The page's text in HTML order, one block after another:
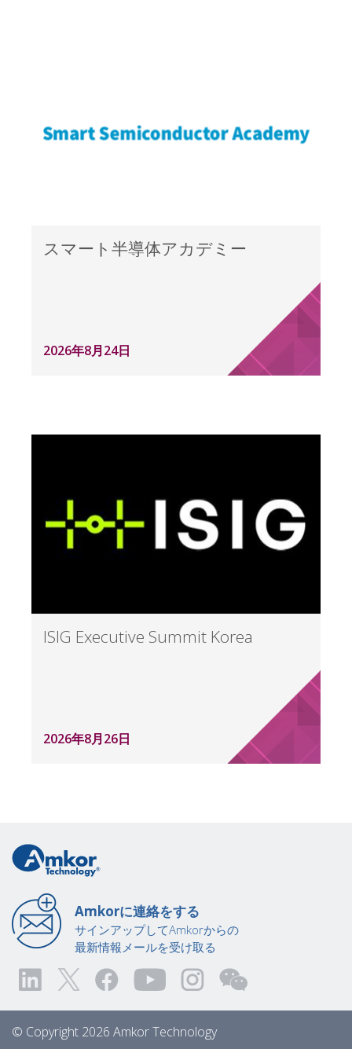
スマート半導体アカデミー
2026年8月24日
ISIG Executive Summit Korea
2026年8月26日
Amkorに連絡をする
サインアップしてAmkorからの
最新情報メールを受け取る
© Copyright 2026 Amkor Technology